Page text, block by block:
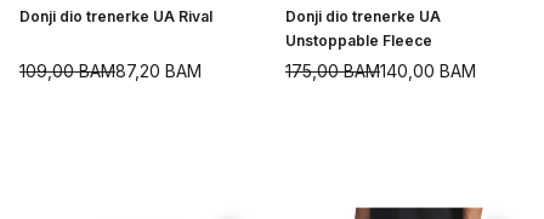
Donji dio trenerke UA Rival
87,20 BAM
109,00BAM
Donji dio trenerke UA
Unstoppable Fleece
140,00 BAM
175,00BAM